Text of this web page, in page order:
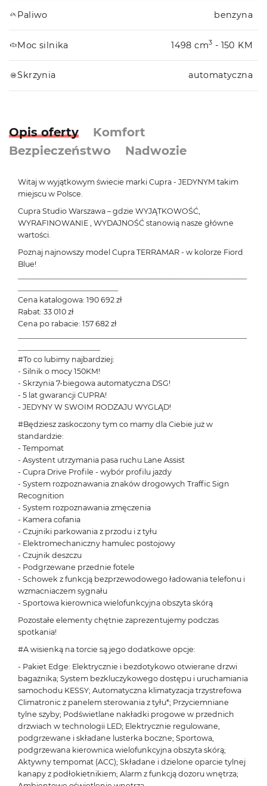
Paliwo benzyna
Moc silnika 1498 cm3 - 150 KM
Skrzynia automatyczna
Opis oferty
Komfort
Bezpieczeństwo
Nadwozie
Witaj w wyjątkowym świecie marki Cupra - JEDYNYM takim
miejscu w Polsce.
Cupra Studio Warszawa – gdzie WYJĄTKOWOŚĆ,
WYRAFINOWANIE , WYDAJNOŚĆ stanowią nasze główne
wartości.
Poznaj najnowszy model Cupra TERRAMAR - w kolorze Fiord
Blue!
Cena katalogowa: 190 692 zł
Rabat: 33 010 zł
Cena po rabacie: 157 682 zł
#To co lubimy najbardziej:
- Silnik o mocy 150KM!
- Skrzynia 7-biegowa automatyczna DSG!
- 5 lat gwarancji CUPRA!
- JEDYNY W SWOIM RODZAJU WYGLĄD!
#Będziesz zaskoczony tym co mamy dla Ciebie już w
standardzie:
- Tempomat
- Asystent utrzymania pasa ruchu Lane Assist
- Cupra Drive Profile - wybór profilu jazdy
- System rozpoznawania znaków drogowych Traffic Sign
Recognition
- System rozpoznawania zmęczenia
- Kamera cofania
- Czujniki parkowania z przodu i z tyłu
- Elektromechaniczny hamulec postojowy
- Czujnik deszczu
- Podgrzewane przednie fotele
- Schowek z funkcją bezprzewodowego ładowania telefonu i
wzmacniaczem sygnału
- Sportowa kierownica wielofunkcyjna obszyta skórą
Pozostałe elementy chętnie zaprezentujemy podczas
spotkania!
#A wisienką na torcie są jego dodatkowe opcje:
- Pakiet Edge: Elektrycznie i bezdotykowo otwierane drzwi
bagażnika; System bezkluczykowego dostępu i uruchamiania
samochodu KESSY; Automatyczna klimatyzacja trzystrefowa
Climatronic z panelem sterowania z tyłu*; Przyciemniane
tylne szyby; Podświetlane nakładki progowe w przednich
drzwiach w technologii LED; Elektrycznie regulowane,
podgrzewane i składane lusterka boczne; Sportowa,
podgrzewana kierownica wielofunkcyjna obszyta skórą;
Aktywny tempomat (ACC); Składane i dzielone oparcie tylnej
kanapy z podłokietnikiem; Alarm z funkcją dozoru wnętrza;